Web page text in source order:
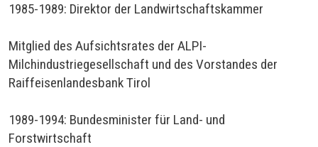
1985-1989: Direktor der Landwirtschaftskammer
Mitglied des Aufsichtsrates der ALPI-
Milchindustriegesellschaft und des Vorstandes der
Raiffeisenlandesbank Tirol
1989-1994: Bundesminister für Land- und
Forstwirtschaft